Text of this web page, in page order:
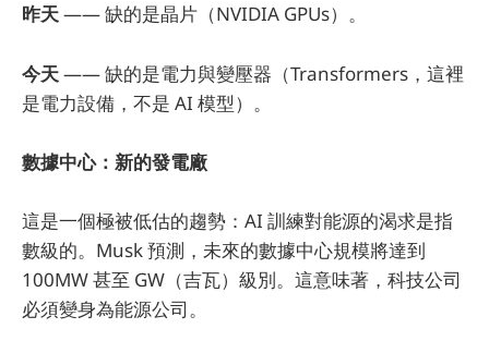
昨天—— 缺的是晶片（NVIDIA GPUs）。
今天—— 缺的是電力與變壓器（Transformers，這裡
是電力設備，不是 AI 模型）。
數據中心：新的發電廠
這是一個極被低估的趨勢：AI 訓練對能源的渴求是指
數級的。Musk 預測，未來的數據中心規模將達到
100MW 甚至 GW（吉瓦）級別。這意味著，科技公司
必須變身為能源公司。